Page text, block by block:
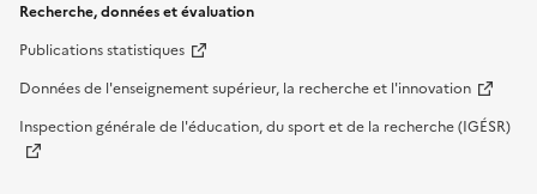
Recherche, données et évaluation
Publications statistiques
Données de l'enseignement supérieur, la recherche et l'innovation
Inspection générale de l'éducation, du sport et de la recherche (IGÉSR)